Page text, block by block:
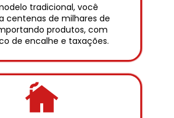
tradicional, você
centenas de milhares de
produtos, com
de encalhe e taxações.